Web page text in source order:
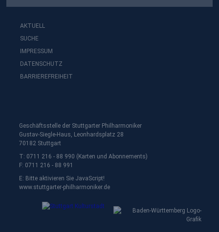
AKTUELL
SUCHE
IMPRESSUM
DATENSCHUTZ
BARRIEREFREIHEIT
Geschäftsstelle der Stuttgarter Philharmoniker
Gustav-Siegle-Haus, Leonhardsplatz 28
70182 Stuttgart
T: 0711 216 - 88 990 (Karten und Abonnements)
F: 0711 216 - 88 991
E: Bitte aktivieren Sie JavaScript!
www.stuttgarter-philharmoniker.de